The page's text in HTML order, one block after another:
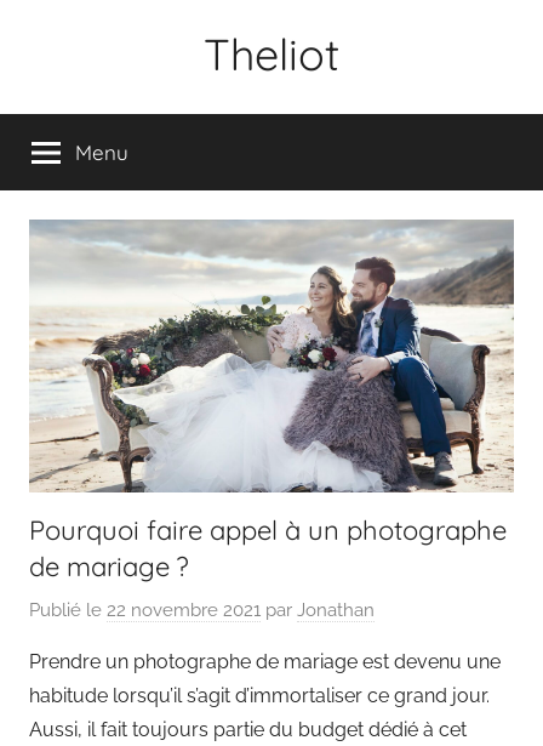
Theliot
Menu
Pourquoi faire appel à un photographe
de mariage ?
Publié le 22 novembre 2021 par Jonathan
Prendre un photographe de mariage est devenu une
habitude lorsqu’il s’agit d’immortaliser ce grand jour.
Aussi, il fait toujours partie du budget dédié à cet